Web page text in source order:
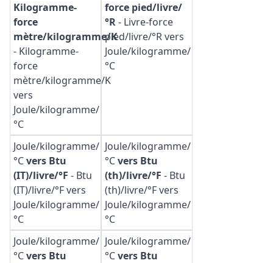
Kilogramme-
force
mètre/kilogramme/K
- Kilogramme-
force
mètre/kilogramme/K
vers
Joule/kilogramme/
°C
force pied/livre/
°R- Livre-force
pied/livre/°R vers
Joule/kilogramme/
°C
Joule/kilogramme/
°Cvers Btu
(IT)/livre/°F - Btu
(IT)/livre/°F vers
Joule/kilogramme/
°C
Joule/kilogramme/
°Cvers Btu
(th)/livre/°F - Btu
(th)/livre/°F vers
Joule/kilogramme/
°C
Joule/kilogramme/
°Cvers Btu
Joule/kilogramme/
°Cvers Btu